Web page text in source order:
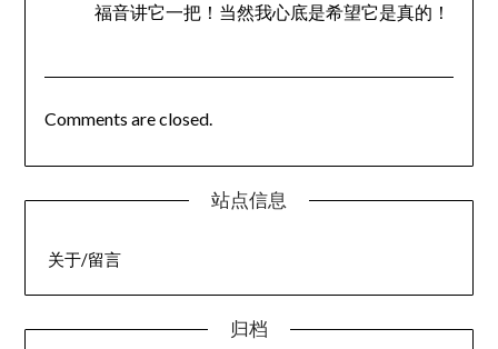
福音讲它一把！当然我心底是希望它是真的！
Comments are closed.
站点信息
关于/留言
归档